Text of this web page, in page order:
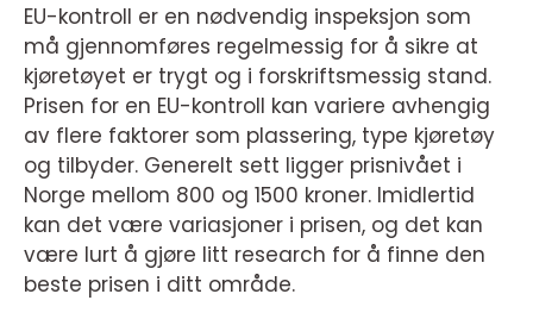
EU-kontroll er en nødvendig inspeksjon som
må gjennomføres regelmessig for å sikre at
kjøretøyet er trygt og i forskriftsmessig stand.
Prisen for en EU-kontroll kan variere avhengig
av flere faktorer som plassering, type kjøretøy
og tilbyder. Generelt sett ligger prisnivået i
Norge mellom 800 og 1500 kroner. Imidlertid
kan det være variasjoner i prisen, og det kan
være lurt å gjøre litt research for å finne den
beste prisen i ditt område.